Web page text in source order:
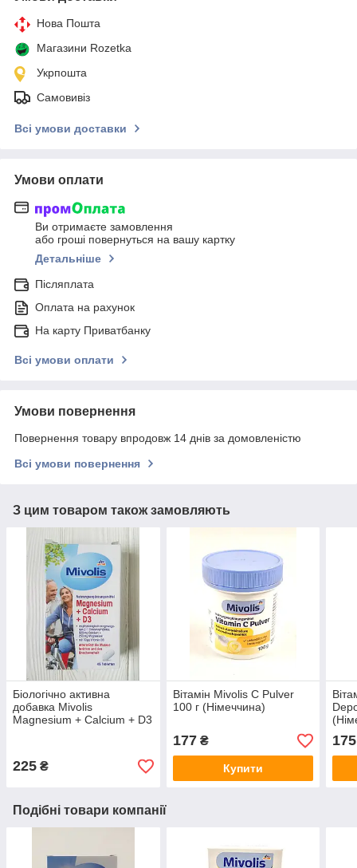
Нова Пошта
Магазини Rozetka
Укрпошта
Самовивіз
Всі умови доставки
Умови оплати
Ви отримаєте замовлення
або гроші повернуться на вашу картку
Детальніше
Післяплата
Оплата на рахунок
На карту Приватбанку
Всі умови оплати
Умови повернення
Повернення товару впродовж 14 днів за домовленістю
Всі умови повернення
З цим товаром також замовляють
Біологічно активна
добавка Mivolis
Magnesium + Calcium + D3
225 ₴
Вітамін Mivolis C Pulver
100 г (Німеччина)
177₴
Купити
175
Подібні товари компанії